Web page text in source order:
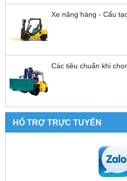
Xe nâng hàng - Cấu
Các tiêu chuẩn khi
HỔ TRỢ TRỰC TUYẾN